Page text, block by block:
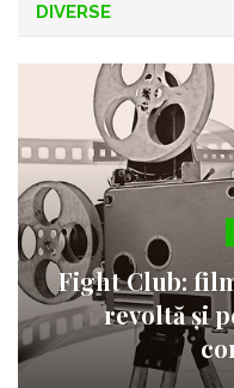
DIVERSE
Fight Club:
revoltă și